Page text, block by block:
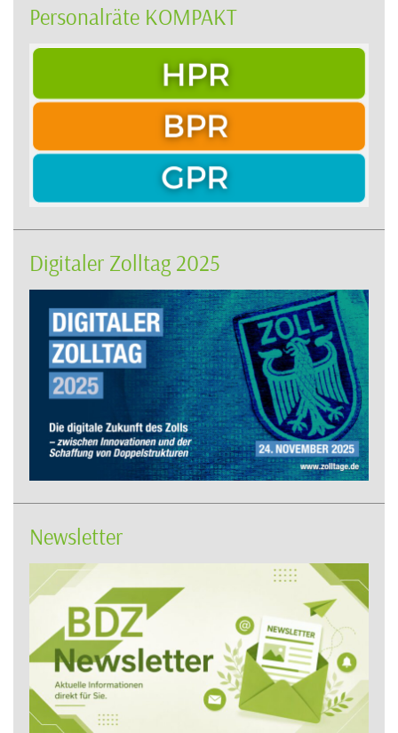
Personalräte KOMPAKT
Digitaler Zolltag 2025
Newsletter